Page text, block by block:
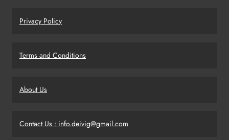
Privacy Policy
Terms and Conditions
About Us
Contact Us : info.deivig@gmail.com